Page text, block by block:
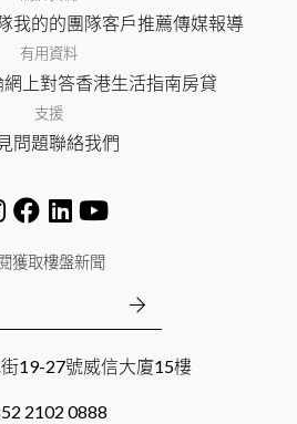
我的的團隊客戶推薦傳媒報導
有用資料
網上對答香港生活指南房貸
支援
問題聯絡我們
獲取樓盤新聞
19-27號威信大廈15樓
2102 0888